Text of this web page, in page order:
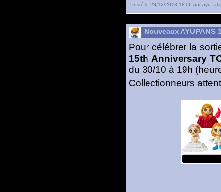
Posté le 28/12/2013 18:06 par
Nouveaux AYUPANS
Pour célébrer la
15th Anniversary
du 30/10 à 19h
Collectionneurs